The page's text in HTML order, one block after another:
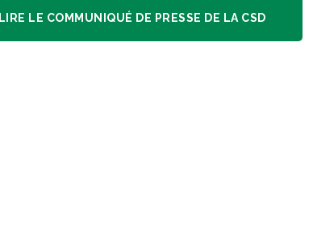
LIRE LE COMMUNIQUÉ DE PRESSE DE LA CSD